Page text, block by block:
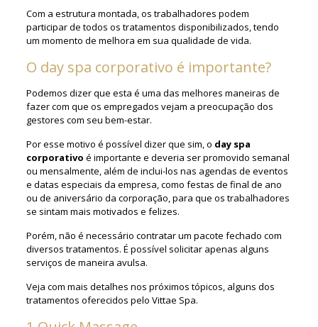
Com a estrutura montada, os trabalhadores podem
participar de todos os tratamentos disponibilizados, tendo
um momento de melhora em sua qualidade de vida.
O day spa corporativo é importante?
Podemos dizer que esta é uma das melhores maneiras de
fazer com que os empregados vejam a preocupação dos
gestores com seu bem-estar.
Por esse motivo é possível dizer que sim, o day spa
corporativo é importante e deveria ser promovido semanal
ou mensalmente, além de inclui-los nas agendas de eventos
e datas especiais da empresa, como festas de final de ano
ou de aniversário da corporação, para que os trabalhadores
se sintam mais motivados e felizes.
Porém, não é necessário contratar um pacote fechado com
diversos tratamentos. É possível solicitar apenas alguns
serviços de maneira avulsa.
Veja com mais detalhes nos próximos tópicos, alguns dos
tratamentos oferecidos pelo Vittae Spa.